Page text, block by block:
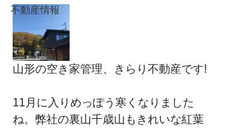
不動産情報
山形の空き家管理、きらり不動産です!
11月に入りめっぽう寒くなりました
ね。弊社の裏山千歳山もきれいな紅葉